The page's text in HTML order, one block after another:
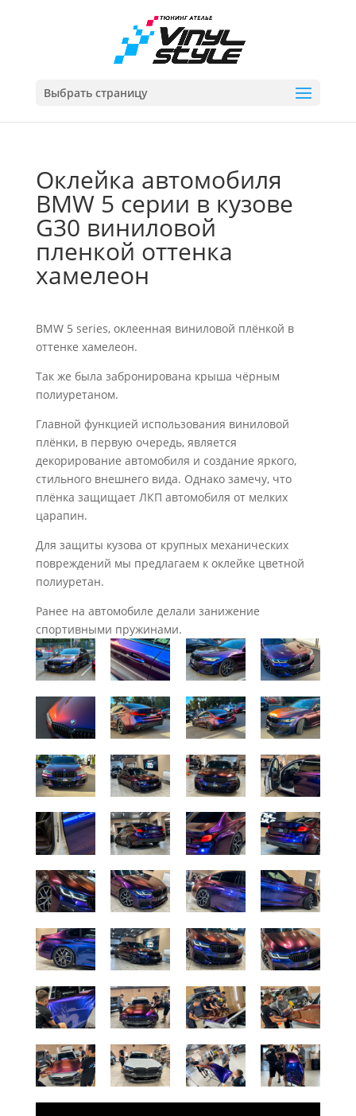
Выбрать страницу
Оклейка автомобиля
BMW 5 серии в кузове
G30 виниловой
пленкой оттенка
хамелеон
BMW 5 series, оклеенная виниловой плёнкой в
оттенке хамелеон.
Так же была забронирована крыша чёрным
полиуретаном.
Главной функцией использования виниловой
плёнки, в первую очередь, является
декорирование автомобиля и создание яркого,
стильного внешнего вида. Однако замечу, что
плёнка защищает ЛКП автомобиля от мелких
царапин.
Для защиты кузова от крупных механических
повреждений мы предлагаем к оклейке цветной
полиуретан.
Ранее на автомобиле делали занижение
спортивными пружинами.